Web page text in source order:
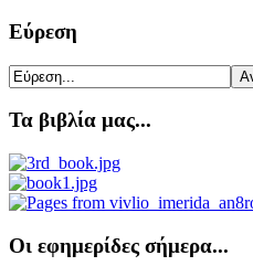
Εύρεση
Τα βιβλία μας...
Οι εφημερίδες σήμερα...